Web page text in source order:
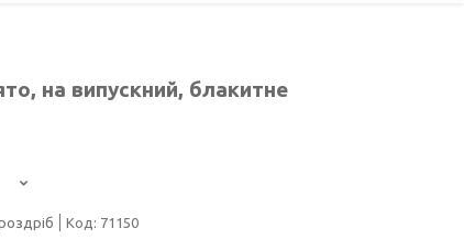
на випускний, блакитне
Код: 71150